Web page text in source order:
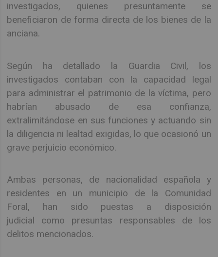
investigados, quienes presuntamente se
beneficiaron de forma directa de los bienes de la
anciana.
Según ha detallado la Guardia Civil, los
investigados contaban con la capacidad legal
para administrar el patrimonio de la víctima, pero
habrían abusado de esa confianza,
extralimitándose en sus funciones y actuando sin
la diligencia ni lealtad exigidas, lo que ocasionó un
grave perjuicio económico.
Ambas personas, de nacionalidad española y
residentes en un municipio de la Comunidad
Foral, han sido puestas a disposición
judicial como presuntas responsables de los
delitos mencionados.